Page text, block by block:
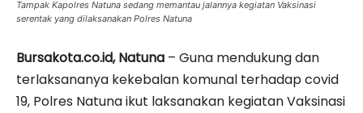
Tampak Kapolres Natuna sedang memantau jalannya kegiatan Vaksinasi
serentak yang dilaksanakan Polres Natuna
Bursakota.co.id, Natuna – Guna mendukung dan
terlaksananya kekebalan komunal terhadap covid
19, Polres Natuna ikut laksanakan kegiatan Vaksinasi